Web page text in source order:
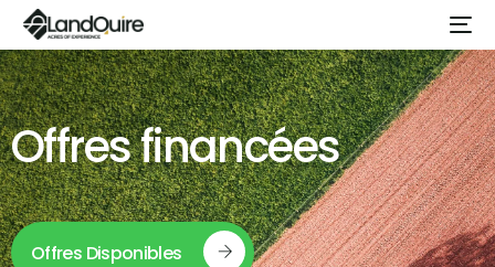
Offres financées
Offres Disponibles